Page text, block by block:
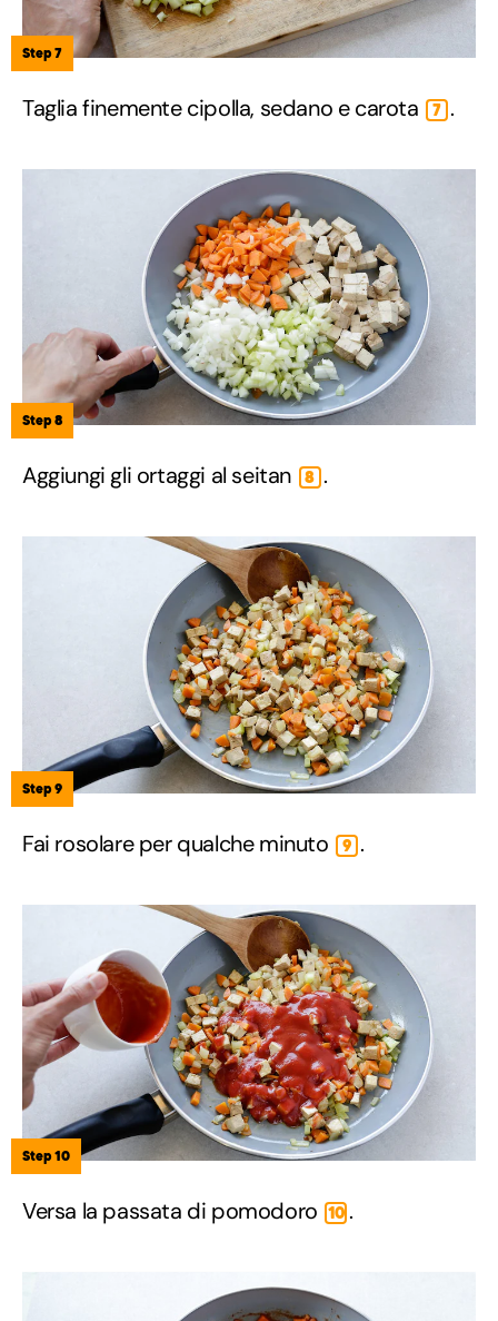
Step 7
Taglia finemente cipolla, sedano e carota 7 .
Step 8
Aggiungi gli ortaggi al seitan 8 .
Step 9
Fai rosolare per qualche minuto 9 .
Step 10
Versa la passata di pomodoro 10 .